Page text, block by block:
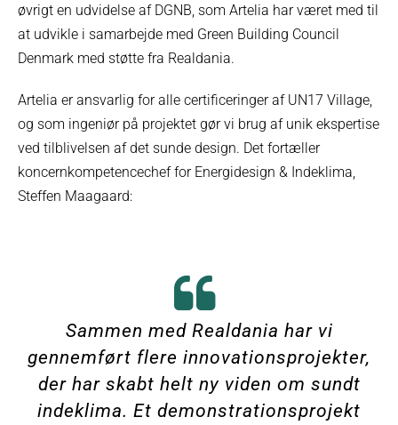
øvrigt en udvidelse af DGNB, som Artelia har været med til
at udvikle i samarbejde med Green Building Council
Denmark med støtte fra Realdania.
Artelia er ansvarlig for alle certificeringer af UN17 Village,
og som ingeniør på projektet gør vi brug af unik ekspertise
ved tilblivelsen af det sunde design. Det fortæller
koncernkompetencechef for Energidesign & Indeklima,
Steffen Maagaard:
Sammen med Realdania har vi
gennemført flere innovationsprojekter,
der har skabt helt ny viden om sundt
indeklima. Et demonstrationsprojekt